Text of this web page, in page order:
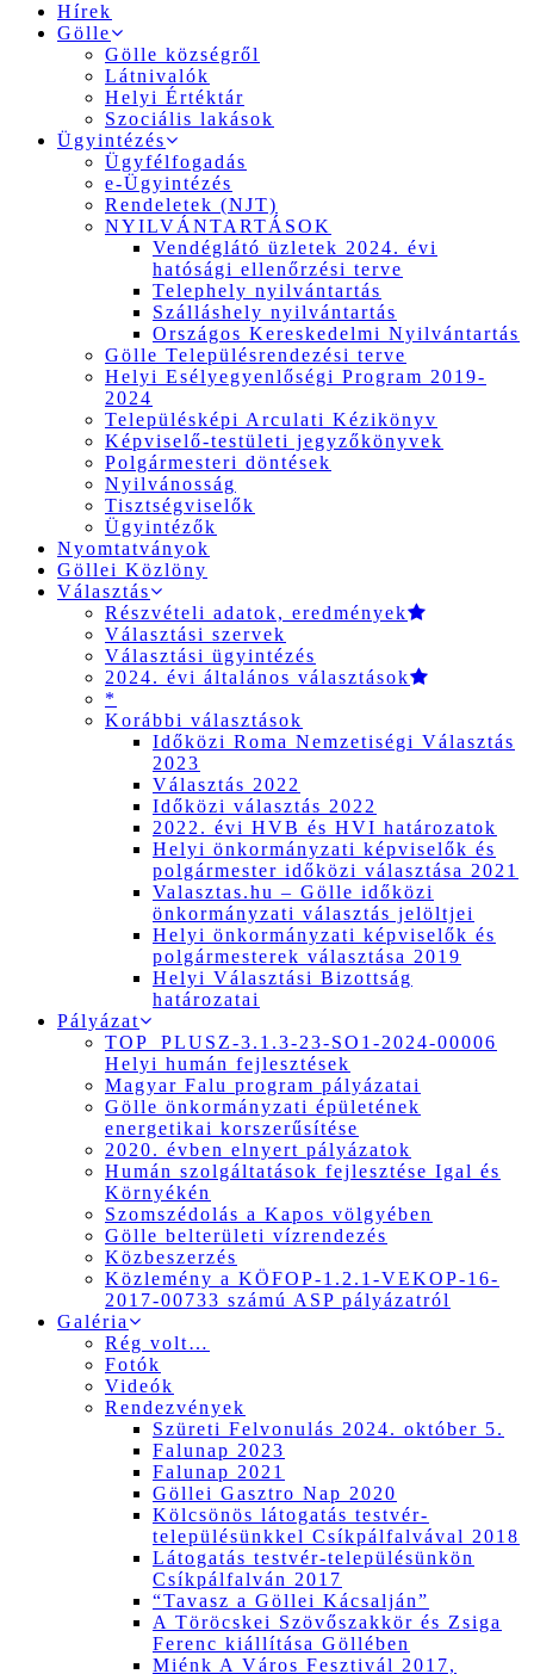
Hírek
Gölle
Gölle községről
Látnivalók
Helyi Értéktár
Szociális lakások
Ügyintézés
Ügyfélfogadás
e-Ügyintézés
Rendeletek (NJT)
NYILVÁNTARTÁSOK
Vendéglátó üzletek 2024. évi
hatósági ellenőrzési terve
Telephely nyilvántartás
Szálláshely nyilvántartás
Országos Kereskedelmi Nyilvántartás
Gölle Településrendezési terve
Helyi Esélyegyenlőségi Program 2019-
2024
Településképi Arculati Kézikönyv
Képviselő-testületi jegyzőkönyvek
Polgármesteri döntések
Nyilvánosság
Tisztségviselők
Ügyintézők
Nyomtatványok
Göllei Közlöny
Választás
Részvételi adatok, eredmények
Választási szervek
Választási ügyintézés
2024. évi általános választások
*
Korábbi választások
Időközi Roma Nemzetiségi Választás
2023
Választás 2022
Időközi választás 2022
2022. évi HVB és HVI határozatok
Helyi önkormányzati képviselők és
polgármester időközi választása 2021
Valasztas.hu – Gölle időközi
önkormányzati választás jelöltjei
Helyi önkormányzati képviselők és
polgármesterek választása 2019
Helyi Választási Bizottság
határozatai
Pályázat
TOP_PLUSZ-3.1.3-23-SO1-2024-00006
Helyi humán fejlesztések
Magyar Falu program pályázatai
Gölle önkormányzati épületének
energetikai korszerűsítése
2020. évben elnyert pályázatok
Humán szolgáltatások fejlesztése Igal és
Környékén
Szomszédolás a Kapos völgyében
Gölle belterületi vízrendezés
Közbeszerzés
Közlemény a KÖFOP-1.2.1-VEKOP-16-
2017-00733 számú ASP pályázatról
Galéria
Rég volt…
Fotók
Videók
Rendezvények
Szüreti Felvonulás 2024. október 5.
Falunap 2023
Falunap 2021
Göllei Gasztro Nap 2020
Kölcsönös látogatás testvér-
településünkkel Csíkpálfalvával 2018
Látogatás testvér-településünkön
Csíkpálfalván 2017
“Tavasz a Göllei Kácsalján”
A Töröcskei Szövőszakkör és Zsiga
Ferenc kiállítása Göllében
Miénk A Város Fesztivál 2017,